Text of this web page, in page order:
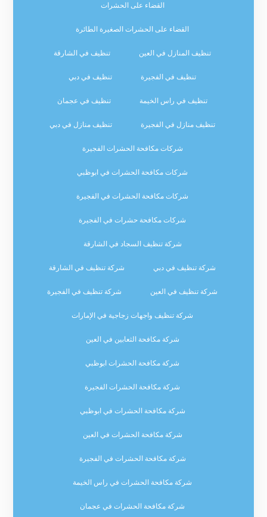
القضاء على الحشرات
القضاء على الحشرات الصغيرة الطائرة
تنظيف المنازل في العين تنظيف في الشارقة
تنظيف في الفجيرة تنظيف في دبي
تنظيف في راس الخيمة تنظيف في عجمان
تنظيف منازل في الفجيرة تنظيف منازل في دبي
شركات مكافحة الحشرات الفجيرة
شركات مكافحة الحشرات في ابوظبي
شركات مكافحة الحشرات في الفجيرة
شركات مكافحة حشرات في الفجيرة
شركة تنظيف السجاد في الشارقة
شركة تنظيف في دبي شركة تنظيف في الشارقة
شركة تنظيف في العين شركة تنظيف في الفجيرة
شركة تنظيف واجهات زجاجية في الإمارات
شركة مكافحة الثعابين في العين
شركة مكافحة الحشرات ابوظبي
شركة مكافحة الحشرات الفجيرة
شركة مكافحة الحشرات في ابوظبي
شركة مكافحة الحشرات في العين
شركة مكافحة الحشرات في الفجيرة
شركة مكافحة الحشرات في راس الخيمة
شركة مكافحة الحشرات في عجمان